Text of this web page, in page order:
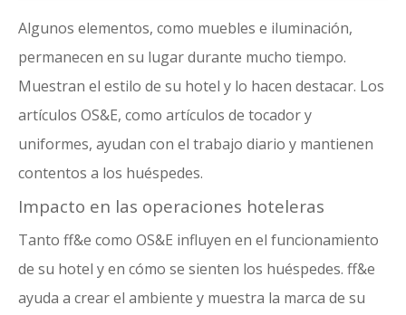
Algunos elementos, como muebles e iluminación,
permanecen en su lugar durante mucho tiempo.
Muestran el estilo de su hotel y lo hacen destacar. Los
artículos OS&E, como artículos de tocadory
uniformes, ayudan con el trabajo diario y mantienen
contentos a los huéspedes.
Impacto en las operaciones hoteleras
Tanto ff&e como OS&E influyen en el funcionamiento
de su hotel y en cómo se sienten los huéspedes. ff&e
ayuda a crear el ambiente y muestra la marca de su